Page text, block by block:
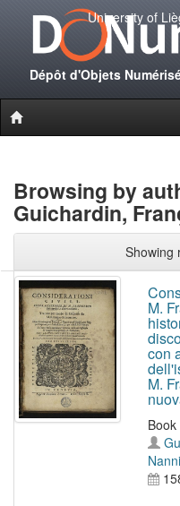
Dépôt d'Objets
University of
Browsing by
Guichardin,
Showing
M.
con
M.
Book